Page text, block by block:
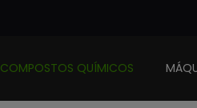
COMPOSTOS QUÍMICOS